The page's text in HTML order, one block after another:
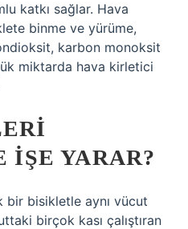
katkı sağlar. Hava
binme ve yürüme,
karbon monoksit
miktarda hava kirletici
IŞE YARAR?
bir bisikletle aynı vücut
birçok kası çalıştıran